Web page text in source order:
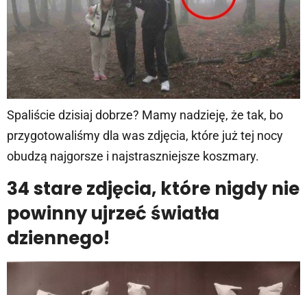
Spaliście dzisiaj dobrze? Mamy nadzieję, że tak, bo
przygotowaliśmy dla was zdjęcia, które już tej nocy
obudzą najgorsze i najstraszniejsze koszmary.
34 stare zdjęcia, które nigdy nie
powinny ujrzeć światła
dziennego!